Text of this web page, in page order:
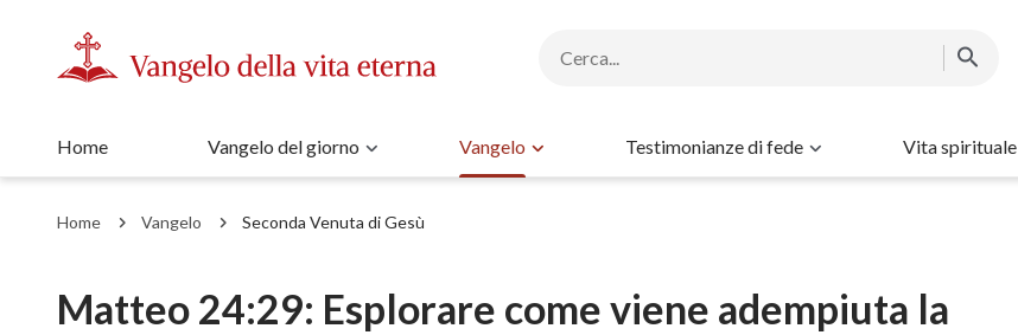
Home Vangelo del giorno Vangelo Testimonianze di fede Vita spirituale
Home Vangelo Seconda Venuta di Gesù
Matteo 24:29: Esplorare come viene adempiuta la